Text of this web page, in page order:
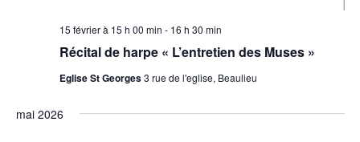
Récital de harpe « L’entretien des Muses »
15 février à 15 h 00 min - 16 h 30 min
Eglise St Georges3 rue de l'eglise, Beaulieu
mai 2026